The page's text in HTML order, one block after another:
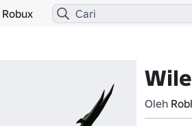
Robux
Oleh